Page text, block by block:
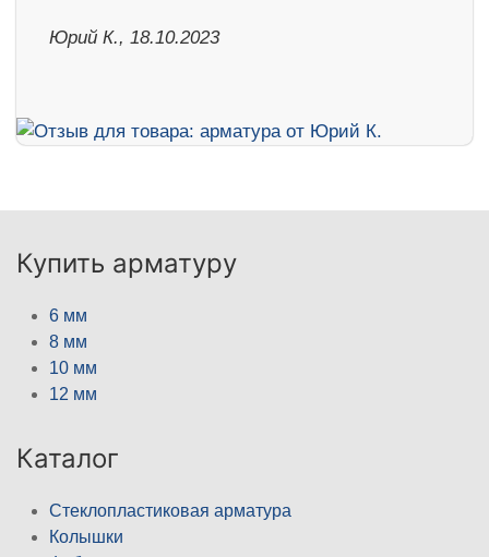
Юрий К., 18.10.2023
Купить арматуру
6 мм
8 мм
10 мм
12 мм
Каталог
Стеклопластиковая арматура
Колышки